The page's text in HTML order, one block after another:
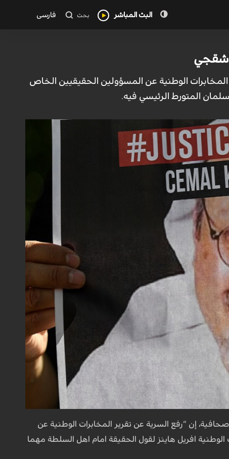
البث المباشر بحث فارسی
المخابرات الوطنية عن المسؤولين الحقيقيين الخاص
المتورط الرئيسي فيه.
إن “رفع السرية عن تقرير المخابرات الوطنية عن
افريل هاينز لقول الحقيقة امام اهل السلطة مهما